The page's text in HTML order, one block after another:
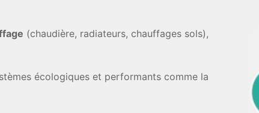
(chaudière, radiateurs, chauffages sols),
écologiques et performants comme la